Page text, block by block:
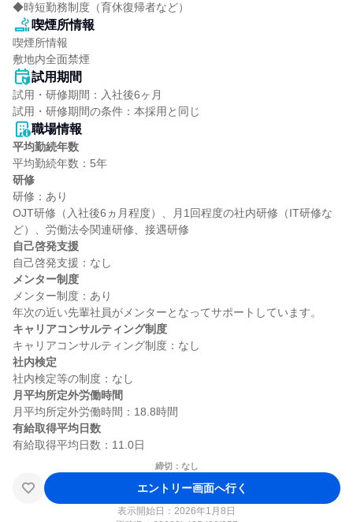
◆時短勤務制度（育休復帰者など）
喫煙所情報
喫煙所情報
敷地内全面禁煙
試用期間
試用・研修期間：入社後6ヶ月
職場情報
平均勤続年数
研修
研修：あり
OJT研修（入社後6ヵ月程度）、月1回程度の社内研修（IT研修な
自己啓発支援
メンター制度
メンター制度：あり
キャリアコンサルティング制度
社内検定
月平均所定外労働時間
有給取得平均日数
締切：なし
エントリー画面へ行く
表示開始日：2026年1月8日